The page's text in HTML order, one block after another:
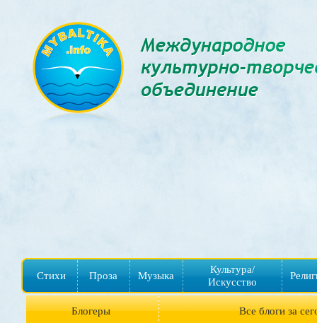
Стихи Проза Музыка
Культура/
Искусство
Блогеры Все блоги за